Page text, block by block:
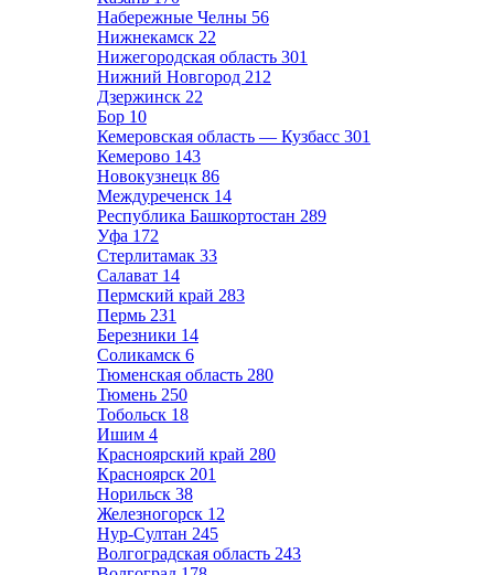
Набережные Челны 56
Нижнекамск 22
Нижегородская область 301
Нижний Новгород 212
Дзержинск 22
Бор 10
Кемеровская область — Кузбасс 301
Кемерово 143
Новокузнецк 86
Междуреченск 14
Республика Башкортостан 289
Уфа 172
Стерлитамак 33
Салават 14
Пермский край 283
Пермь 231
Березники 14
Соликамск 6
Тюменская область 280
Тюмень 250
Тобольск 18
Ишим 4
Красноярский край 280
Красноярск 201
Норильск 38
Железногорск 12
Нур-Султан 245
Волгоградская область 243